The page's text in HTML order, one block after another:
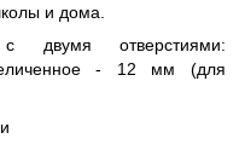
и дома.
с двумя отверстиями:
- 12 мм (для